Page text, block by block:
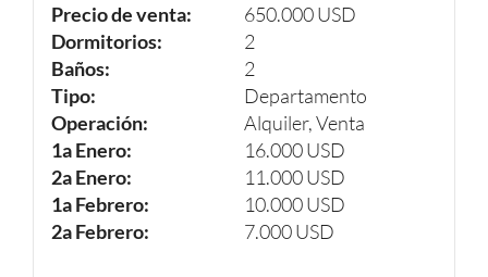
Precio de venta:
650.000 USD
Dormitorios:
2
Baños:
2
Tipo:
Departamento
Operación:
Alquiler, Venta
1a Enero:
16.000 USD
2a Enero:
11.000 USD
1a Febrero:
10.000 USD
2a Febrero:
7.000 USD